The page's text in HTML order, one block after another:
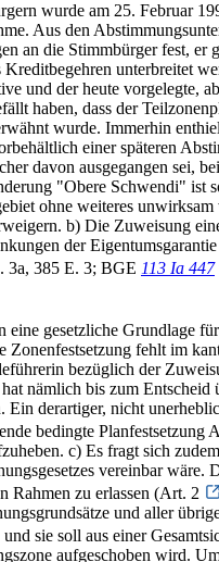
wurde am 25. Februar
Aus den
an die Stimmbürger fest, er
Kreditbegehren unterbreitet
und der heute vorgelegte,
haben, dass der
wurde. Immerhin
einer späteren
davon ausgegangen
"Obere Schwendi" ist
ohne weiteres
b) Die Zuweisung
der
3a, 385 E. 3; BGE 113 Ia 447
eine gesetzliche Grundlage
Zonenfestsetzung fehlt im
bezüglich der
nämlich bis zum
Ein derartiger, nicht
bedingte Planfestsetzung
c) Es fragt sich
vereinbar
Rahmen zu erlassen (Art. 2
und aller
sie soll aus einer
aufgeschoben wird.